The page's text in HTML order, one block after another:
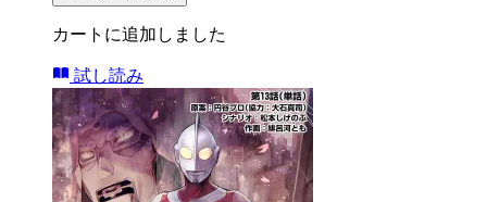
カートに追加しました
試し読み